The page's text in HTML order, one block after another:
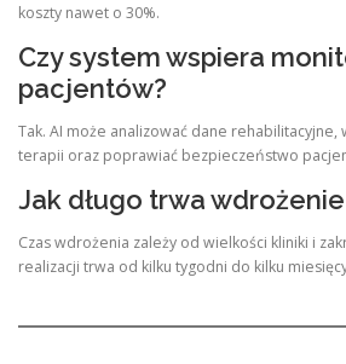
koszty nawet o 30%.
Czy system wspiera
pacjentów?
Tak. AI może analizować dane
terapii oraz poprawiać bezpieczeństwo
Jak długo trwa
Czas wdrożenia zależy od wielkości kliniki i
realizacji trwa od kilku tygodni do kilku